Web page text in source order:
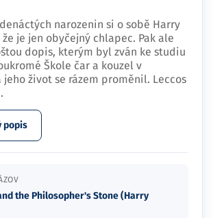
narozenin si o sobě Harry
je jen obyčejný chlapec. Pak ale
dopis, kterým byl zván ke studiu
Škole čar a kouzel v
jeho život se rázem proměnil. Leccos
popis
the Philosopher's Stone (Harry